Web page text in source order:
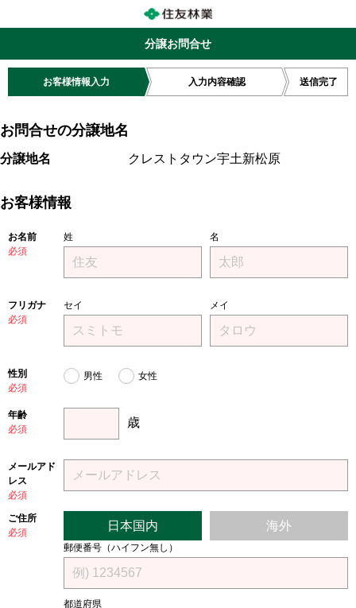
分譲お問合せ
お客様情報入力 入力内容確認 送信完了
お問合せの分譲地名
分譲地名 クレストタウン宇土新松原
お客様情報
お名前
必須
姓 名
フリガナ
必須
セイ メイ
性別
必須
男性 女性
年齢
必須
歳
メールアド
レス
必須
ご住所
必須
日本国内 海外
郵便番号（ハイフン無し）
都道府県